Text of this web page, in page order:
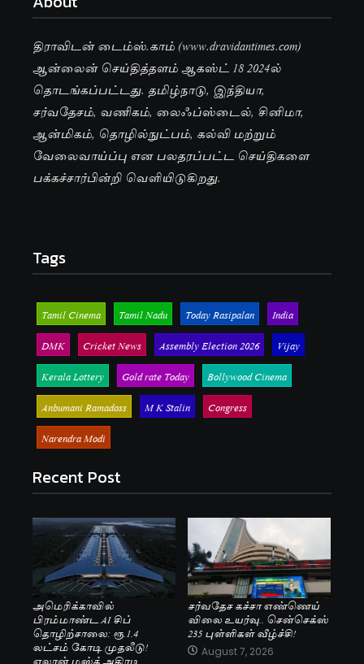
திராவிடன் டைம்ஸ்.காம் (www.dravidantimes.com)
ஆன்லைன் செய்தித்தளம் ஆகஸ்ட் 18 2024ல்
தொடங்கப்பட்டது. தமிழ்நாடு, இந்தியா,
சர்வதேசம், வணிகம், லைஃப்ஸ்டைல், சினிமா,
ஆன்மிகம், தொழில்நுட்பம், கல்வி மற்றும்
வேலைவாய்ப்பு என பலதரப்பட்ட செய்திகளை
பக்கச்சார்பின்றி வெளியிடுகிறது.
Tags
Tamil Cinema Tamil Nadu Today Rasipalan
India
DMK
Cricket News Assembly Election 2026
Vijay
Kerala Lottery
Gold rate Today
Bollywood Cinema
Anbumani Ramadoss
M K Stalin
Congress
Narendra Modi
Recent Post
அமெரிக்காவில்
பிரம்மாண்ட AI சிப்
தொழிற்சாலை: ரூ.1.4
லட்சம் கோடி முதலீடு!
எலான் மஸ்க் அதிரடி
சர்வதேச கச்சா எண்ணெய்
விலை உயர்வு.. சென்செக்ஸ்
235 புள்ளிகள் வீழ்ச்சி!
August 7, 2026